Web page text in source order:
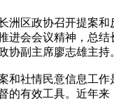
区政协召开提案和
进会会议精神，总
协副主席廖志雄主持
社情民意信息工作
的有效工具。近年